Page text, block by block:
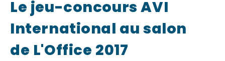
Le jeu-concours AVI
International au salon
de L'Office 2017